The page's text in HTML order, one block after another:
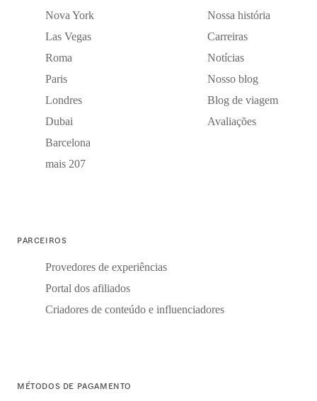
Nova York
Las Vegas
Roma
Paris
Londres
Dubai
Barcelona
mais 207
Nossa história
Carreiras
Notícias
Nosso blog
Blog de viagem
Avaliações
PARCEIROS
Provedores de experiências
Portal dos afiliados
Criadores de conteúdo e influenciadores
MÉTODOS DE PAGAMENTO